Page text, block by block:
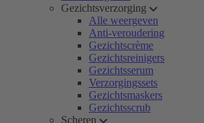
Gezichtsverzorging
Alle weergeven
Anti-veroudering
Gezichtscrème
Gezichtsreinigers
Gezichtsserum
Verzorgingssets
Gezichtsmaskers
Gezichtsscrub
Scheren